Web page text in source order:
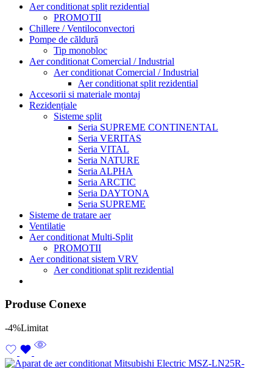
Aer conditionat split rezidential
PROMOTII
Chillere / Ventiloconvectori
Pompe de căldură
Tip monobloc
Aer conditionat Comercial / Industrial
Aer conditionat Comercial / Industrial
Aer conditionat split rezidential
Accesorii si materiale montaj
Rezidențiale
Sisteme split
Seria SUPREME CONTINENTAL
Seria VERITAS
Seria VITAL
Seria NATURE
Seria ALPHA
Seria ARCTIC
Seria DAYTONA
Seria SUPREME
Sisteme de tratare aer
Ventilatie
Aer conditionat Multi-Split
PROMOTII
Aer conditionat sistem VRV
Aer conditionat split rezidential
Produse Conexe
-4%Limitat